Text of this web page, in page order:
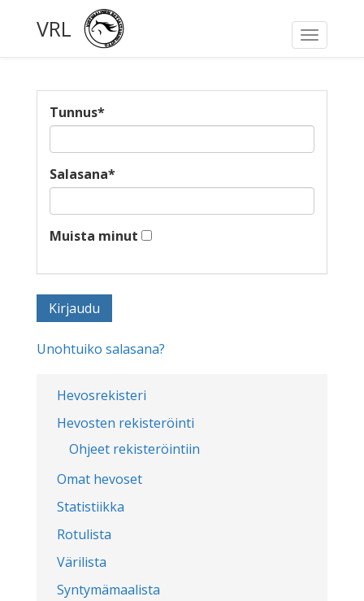
Toggle
VRL
Hevosrekisteri
Hevosten rekisteröinti
Ohjeet rekisteröintiin
Omat hevoset
Statistiikka
Rotulista
Värilista
Syntymämaalista
Tunnus*
Salasana*
Muista minut
Unohtuiko salasana?